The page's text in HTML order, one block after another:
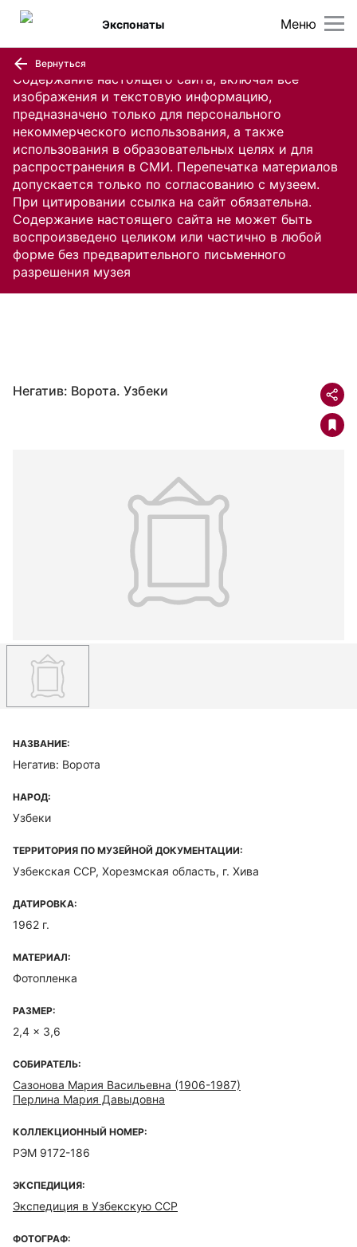
Содержание настоящего сайта, включая все
изображения и текстовую информацию,
предназначено только для персонального
некоммерческого использования, а также
использования в образовательных целях и для
распространения в СМИ. Перепечатка материалов
допускается только по согласованию с музеем.
При цитировании ссылка на сайт обязательна.
Содержание настоящего сайта не может быть
воспроизведено целиком или частично в любой
форме без предварительного письменного
разрешения музея
Меню
Экспонаты
Вернуться
Негатив: Ворота. Узбеки
НАЗВАНИЕ:
Негатив: Ворота
НАРОД:
Узбеки
ТЕРРИТОРИЯ ПО МУЗЕЙНОЙ ДОКУМЕНТАЦИИ:
Узбекская ССР, Хорезмская область, г. Хива
ДАТИРОВКА:
1962 г.
МАТЕРИАЛ:
Фотопленка
РАЗМЕР:
2,4 x 3,6
СОБИРАТЕЛЬ:
Сазонова Мария Васильевна (1906-1987)
Перлина Мария Давыдовна
КОЛЛЕКЦИОННЫЙ НОМЕР:
РЭМ 9172-186
ЭКСПЕДИЦИЯ:
Экспедиция в Узбекскую ССР
ФОТОГРАФ: